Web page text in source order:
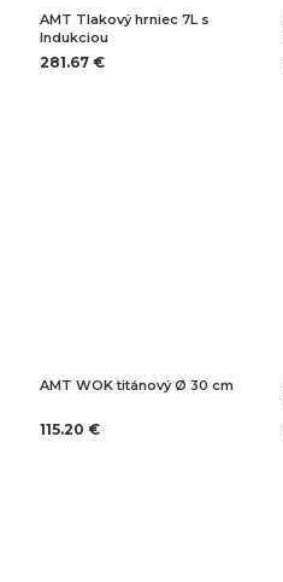
AMT Tlakový hrniec 7L s
Indukciou
281.67 €
AMT WOK titánový Ø 30 cm
115.20 €